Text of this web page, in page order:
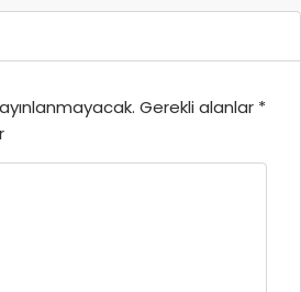
Gerekli alanlar *